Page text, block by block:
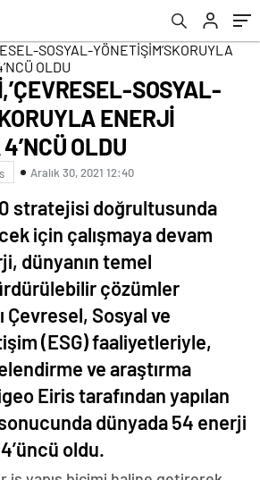
SOSYAL-
ENERJİ
OLDU
Aralık 30, 2021 12:40
stratejisi doğrultusunda
için çalışmaya devam
dünyanın temel
çözümler
Çevresel, Sosyal ve
(ESG) faaliyetleriyle,
ve araştırma
Eiris tarafından yapılan
dünyada 54 enerji
oldu.